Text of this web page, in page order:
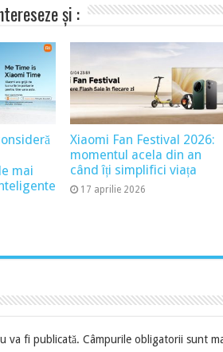
și :
mai
Xiaomi Fan Festival 2026:
momentul acela din an
când îți simplifici viața
17 aprilie 2026
va fi publicată. Câmpurile obligatorii sunt